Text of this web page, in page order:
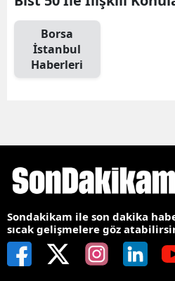
Borsa
İstanbul
Haberleri
Sondakikam ile son dakika
sıcak gelişmelere göz